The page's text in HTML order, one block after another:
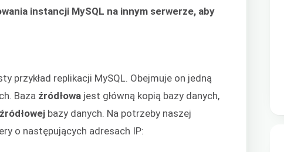
instancji MySQL na innym serwerze, aby
przykład replikacji MySQL. Obejmuje on jedną
Baza źródłowa jest główną kopią bazy danych,
źródłowej bazy danych. Na potrzeby naszej
o następujących adresach IP: